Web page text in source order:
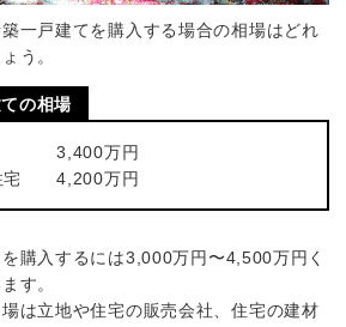
一戸建てを購入する場合の相場はどれ
う。
の相場
万円
住宅 4,200万円
購入するには3,000万円〜4,500万円く
す。
は立地や住宅の販売会社、住宅の建材